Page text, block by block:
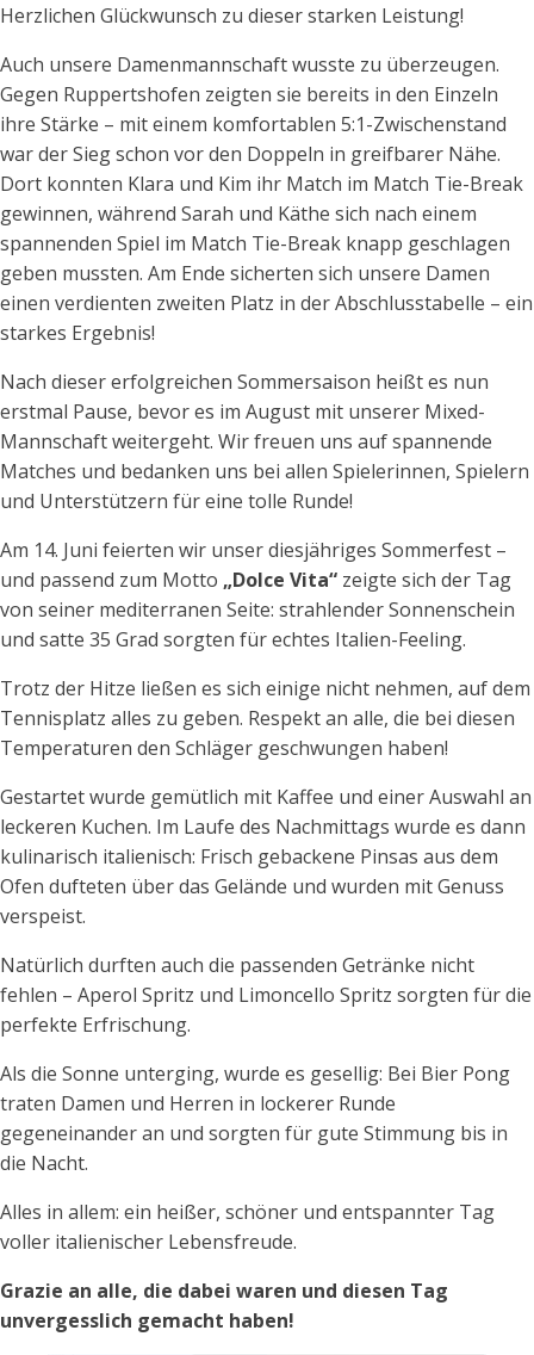
Herzlichen Glückwunsch zu dieser starken Leistung!
Auch unsere Damenmannschaft wusste zu überzeugen.
Gegen Ruppertshofen zeigten sie bereits in den Einzeln
ihre Stärke – mit einem komfortablen 5:1-Zwischenstand
war der Sieg schon vor den Doppeln in greifbarer Nähe.
Dort konnten Klara und Kim ihr Match im Match Tie-Break
gewinnen, während Sarah und Käthe sich nach einem
spannenden Spiel im Match Tie-Break knapp geschlagen
geben mussten. Am Ende sicherten sich unsere Damen
einen verdienten zweiten Platz in der Abschlusstabelle – ein
starkes Ergebnis!
Nach dieser erfolgreichen Sommersaison heißt es nun
erstmal Pause, bevor es im August mit unserer Mixed-
Mannschaft weitergeht. Wir freuen uns auf spannende
Matches und bedanken uns bei allen Spielerinnen, Spielern
und Unterstützern für eine tolle Runde!
Am 14. Juni feierten wir unser diesjähriges Sommerfest –
und passend zum Motto „Dolce Vita“ zeigte sich der Tag
von seiner mediterranen Seite: strahlender Sonnenschein
und satte 35 Grad sorgten für echtes Italien-Feeling.
Trotz der Hitze ließen es sich einige nicht nehmen, auf dem
Tennisplatz alles zu geben. Respekt an alle, die bei diesen
Temperaturen den Schläger geschwungen haben!
Gestartet wurde gemütlich mit Kaffee und einer Auswahl an
leckeren Kuchen. Im Laufe des Nachmittags wurde es dann
kulinarisch italienisch: Frisch gebackene Pinsas aus dem
Ofen dufteten über das Gelände und wurden mit Genuss
verspeist.
Natürlich durften auch die passenden Getränke nicht
fehlen – Aperol Spritz und Limoncello Spritz sorgten für die
perfekte Erfrischung.
Als die Sonne unterging, wurde es gesellig: Bei Bier Pong
traten Damen und Herren in lockerer Runde
gegeneinander an und sorgten für gute Stimmung bis in
die Nacht.
Alles in allem: ein heißer, schöner und entspannter Tag
voller italienischer Lebensfreude.
Grazie an alle, die dabei waren und diesen Tag
unvergesslich gemacht haben!